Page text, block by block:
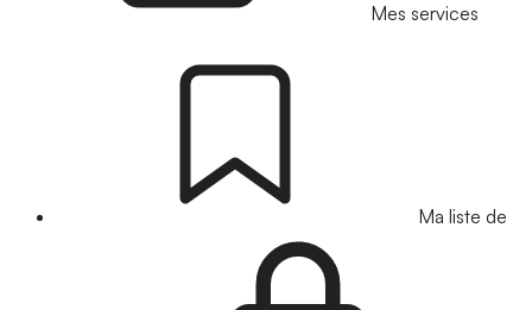
Mes services
Ma liste de